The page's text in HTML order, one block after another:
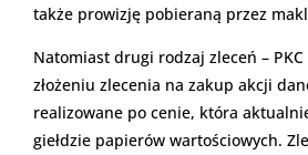
także prowizję pobieraną przez
Natomiast drugi rodzaj zleceń – PKC
złożeniu zlecenia na zakup akcji
realizowane po cenie, która
giełdzie papierów wartościowych.